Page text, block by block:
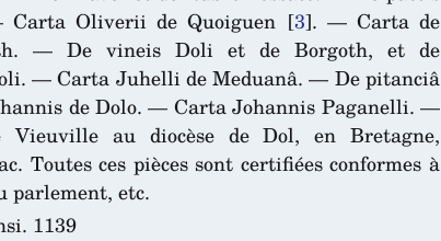
Oliverii de Quoiguen [3]. — Carta de
— De vineis Doli et de Borgoth, et de
— Carta Juhelli de Meduanâ. — De pitanciâ
de Dolo. — Carta Johannis Paganelli. —
au diocèse de Dol, en Bretagne,
Toutes ces pièces sont certifiées conformes à
parlement, etc.
1139